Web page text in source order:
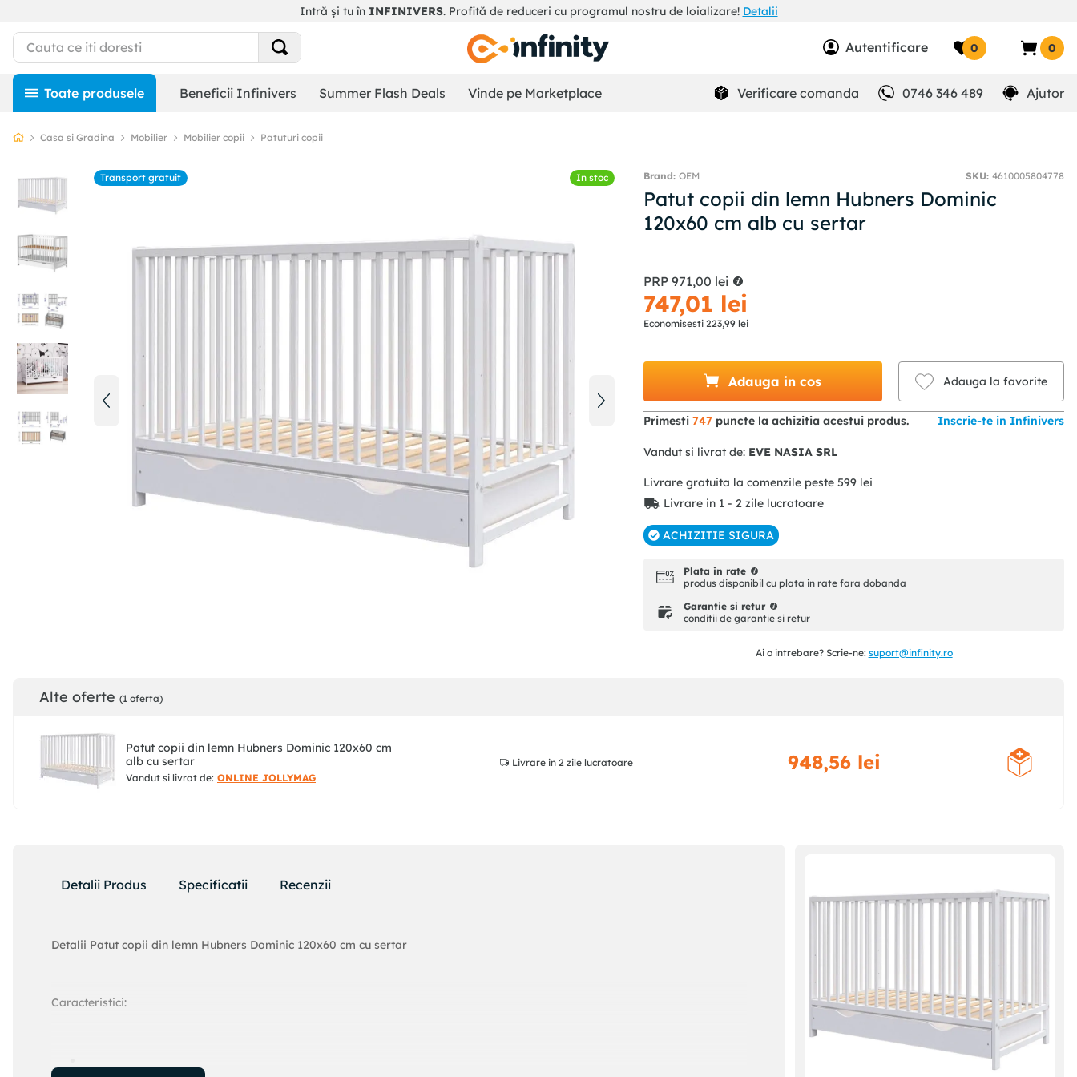
Intră și tu în INFINIVERS. Profită de reduceri cu programul nostru de loializare! Detalii
Autentificare 0 0
Beneficii Infinivers Summer Flash Deals Vinde pe Marketplace Verificare comanda 0746 346 489 Ajutor
Casa si Gradina Mobilier Mobilier copii Patuturi copii
Transport gratuit In stoc OEM SKU: 4610005804778
Patut copii din lemn Hubners Dominic
120x60 cm alb cu sertar
PRP971,00 lei
747,01 lei
Economisesti223,99 lei
Adauga in cos Adauga la favorite
Primesti747 puncte la achizitia acestui produs. Inscrie-te in Infinivers
Vandut si livrat de: EVE NASIA SRL
Livrare gratuita la comenzile peste 599 lei
Livrare in 1 - 2 zile lucratoare
ACHIZITIE SIGURA
Plata in rate
produs disponibil cu plata in rate fara dobanda
Garantie si retur
conditii de garantie si retur
Ai o intrebare? Scrie-ne: suport@infinity.ro
Alte oferte (1 oferta)
Patut copii din lemn Hubners Dominic 120x60 cm
alb cu sertar
Vandut si livrat de: ONLINE JOLLYMAG
Livrare in 2 zile lucratoare 948,56 lei
Detalii Produs Specificatii Recenzii
Detalii Patut copii din lemn Hubners Dominic 120x60 cm cu sertar
Caracteristici: